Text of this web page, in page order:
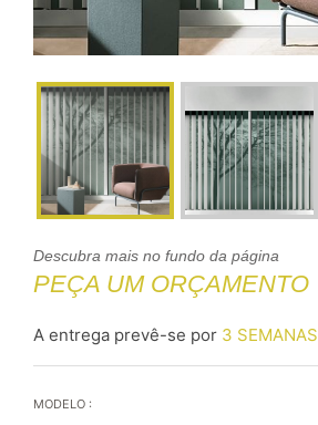
Descubra mais no fundo da página
PEÇA UM ORÇAMENTO
A entrega prevê-se por 3 SEMANAS
MODELO :